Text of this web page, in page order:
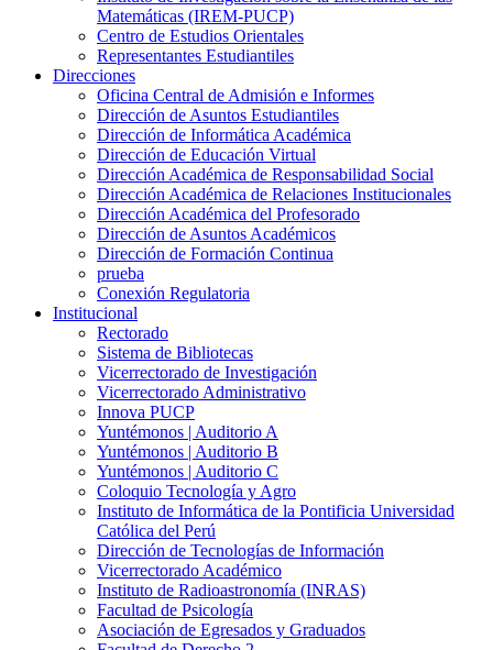
Matemáticas (IREM-PUCP)
Centro de Estudios Orientales
Representantes Estudiantiles
Direcciones
Oficina Central de Admisión e Informes
Dirección de Asuntos Estudiantiles
Dirección de Informática Académica
Dirección de Educación Virtual
Dirección Académica de Responsabilidad Social
Dirección Académica de Relaciones Institucionales
Dirección Académica del Profesorado
Dirección de Asuntos Académicos
Dirección de Formación Continua
prueba
Conexión Regulatoria
Institucional
Rectorado
Sistema de Bibliotecas
Vicerrectorado de Investigación
Vicerrectorado Administrativo
Innova PUCP
Yuntémonos | Auditorio A
Yuntémonos | Auditorio B
Yuntémonos | Auditorio C
Coloquio Tecnología y Agro
Instituto de Informática de la Pontificia Universidad
Católica del Perú
Dirección de Tecnologías de Información
Vicerrectorado Académico
Instituto de Radioastronomía (INRAS)
Facultad de Psicología
Asociación de Egresados y Graduados